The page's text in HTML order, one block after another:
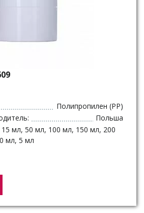
Полипропилен (PP)
Польша
мл, 50 мл, 100 мл, 150 мл, 200
мл, 5 мл